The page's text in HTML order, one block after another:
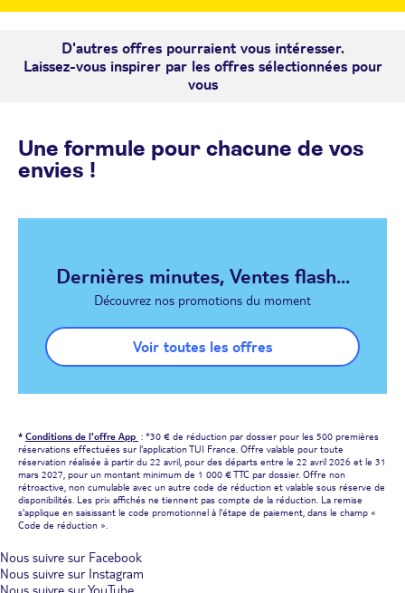
D'autres offres pourraient vous intéresser.
Laissez-vous inspirer par les offres sélectionnées pour
vous
Une formule pour chacune de vos
envies !
Dernières minutes, Ventes flash...
Découvrez nos promotions du moment
Voir toutes les offres
* Conditions de l'offre App : *30 € de réduction par dossier pour les 500 premières
réservations effectuées sur l'application TUI France. Offre valable pour toute
réservation réalisée à partir du 22 avril, pour des départs entre le 22 avril 2026 et le 31
mars 2027, pour un montant minimum de 1 000 € TTC par dossier. Offre non
rétroactive, non cumulable avec un autre code de réduction et valable sous réserve de
disponibilités. Les prix affichés ne tiennent pas compte de la réduction. La remise
s'applique en saisissant le code promotionnel à l'étape de paiement, dans le champ «
Code de réduction ».
Nous suivre sur Facebook
Nous suivre sur Instagram